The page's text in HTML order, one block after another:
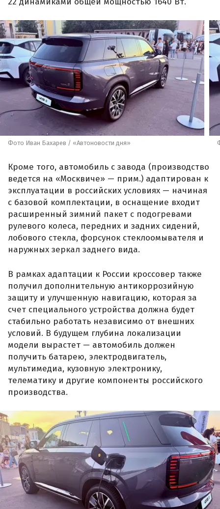
Фото Иван Бахарев / «Автоновости дня»
Кроме того, автомобиль с завода (производство
ведется на «Москвиче» — прим.) адаптирован к
эксплуатации в российских условиях — начиная
с базовой комплектации, в оснащение входит
расширенный зимний пакет с подогревами
рулевого колеса, передних и задних сидений,
лобового стекла, форсунок стеклоомывателя и
наружных зеркал заднего вида.
В рамках адаптации к России кроссовер также
получил дополнительную антикоррозийную
защиту и улучшенную навигацию, которая за
счет специального устройства должна будет
стабильно работать независимо от внешних
условий. В будущем глубина локализации
модели вырастет — автомобиль должен
получить батарею, электродвигатель,
мультимедиа, кузовную электронику,
телематику и другие компоненты российского
производства.